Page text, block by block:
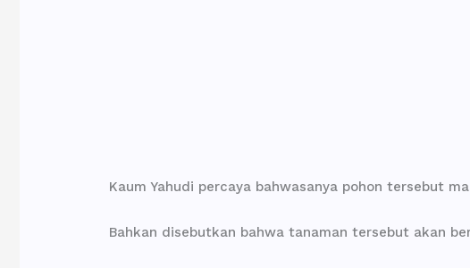
Kaum Yahudi percaya bahwasanya pohon tersebut
Bahkan disebutkan bahwa tanaman tersebut akan